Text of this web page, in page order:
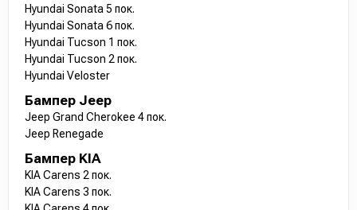
Hyundai Sonata 5 пок.
Hyundai Sonata 6 пок.
Hyundai Tucson 1 пок.
Hyundai Tucson 2 пок.
Hyundai Veloster
Бампер Jeep
Jeep Grand Cherokee 4 пок.
Jeep Renegade
Бампер KIA
KIA Carens 2 пок.
KIA Carens 3 пок.